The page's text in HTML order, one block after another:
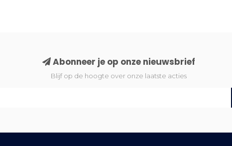
Abonneer je op onze nieuwsbrief
Blijf op de hoogte over onze laatste acties